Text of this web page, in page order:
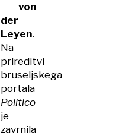
von
der
Leyen.
Na
prireditvi
bruseljskega
portala
Politico
je
zavrnila